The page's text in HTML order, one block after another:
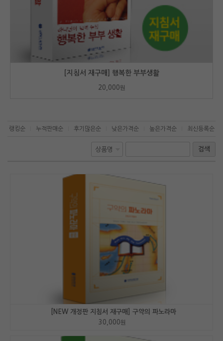
[지침서 재구매] 행복한 부부생활
20,000원
랭킹순 누적판매순 후기많은순 낮은가격순 높은가격순 최신등록순
검색
[NEW 개정판 지침서 재구매] 구약의 파노라마
30,000원